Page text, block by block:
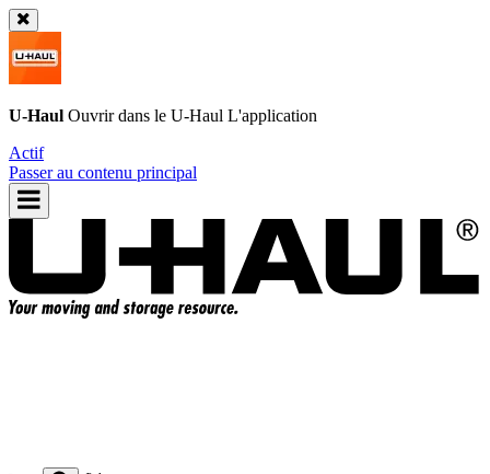
U-Haul Ouvrir dans le U-Haul L'application
Actif
Passer au contenu principal